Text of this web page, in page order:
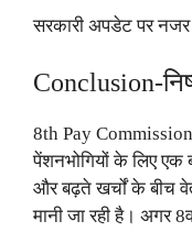
सरकारी अपडेट पर
Conclusion-
8th Pay
पेंशनभोगियों के लिए एक
और बढ़ते खर्चों के बीच
मानी जा रही है। अगर